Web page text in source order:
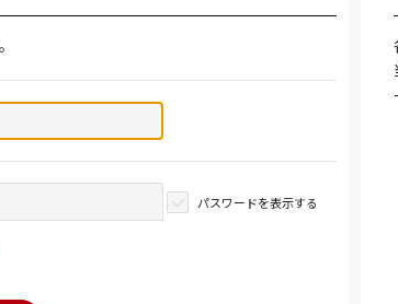
パスワードを表示する